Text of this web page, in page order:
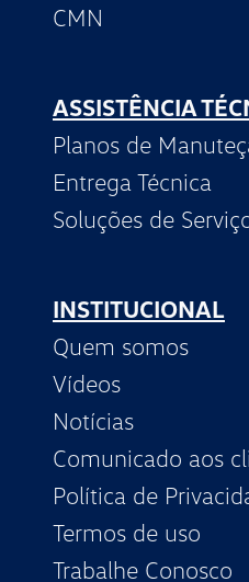
CMN
ASSISTÊNCIA
Planos de
Entrega Técnica
Soluções de
INSTITUCIONAL
Quem somos
Vídeos
Notícias
Comunicado aos
Política de
Termos de uso
Trabalhe Conosco